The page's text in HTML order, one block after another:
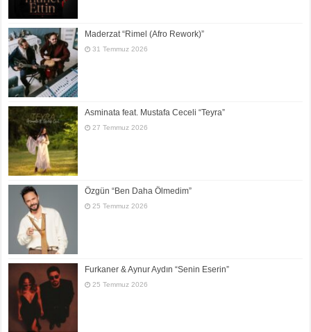
Maderzat “Rimel (Afro Rework)”
31 Temmuz 2026
Asminata feat. Mustafa Ceceli “Teyra”
27 Temmuz 2026
Özgün “Ben Daha Ölmedim”
25 Temmuz 2026
Furkaner & Aynur Aydın “Senin Eserin”
25 Temmuz 2026